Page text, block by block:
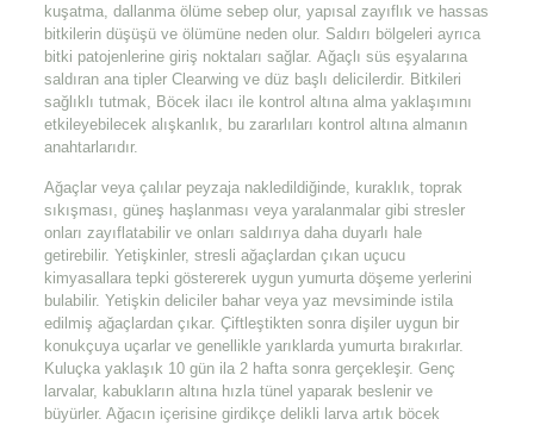
kuşatma, dallanma ölüme sebep olur, yapısal zayıflık ve hassas
bitkilerin düşüşü ve ölümüne neden olur. Saldırı bölgeleri ayrıca
bitki patojenlerine giriş noktaları sağlar. Ağaçlı süs eşyalarına
saldıran ana tipler Clearwing ve düz başlı delicilerdir. Bitkileri
sağlıklı tutmak, Böcek ilacı ile kontrol altına alma yaklaşımını
etkileyebilecek alışkanlık, bu zararlıları kontrol altına almanın
anahtarlarıdır.
Ağaçlar veya çalılar peyzaja nakledildiğinde, kuraklık, toprak
sıkışması, güneş haşlanması veya yaralanmalar gibi stresler
onları zayıflatabilir ve onları saldırıya daha duyarlı hale
getirebilir. Yetişkinler, stresli ağaçlardan çıkan uçucu
kimyasallara tepki göstererek uygun yumurta döşeme yerlerini
bulabilir. Yetişkin deliciler bahar veya yaz mevsiminde istila
edilmiş ağaçlardan çıkar. Çiftleştikten sonra dişiler uygun bir
konukçuya uçarlar ve genellikle yarıklarda yumurta bırakırlar.
Kuluçka yaklaşık 10 gün ila 2 hafta sonra gerçekleşir. Genç
larvalar, kabukların altına hızla tünel yaparak beslenir ve
büyürler. Ağacın içerisine girdikçe delikli larva artık böcek